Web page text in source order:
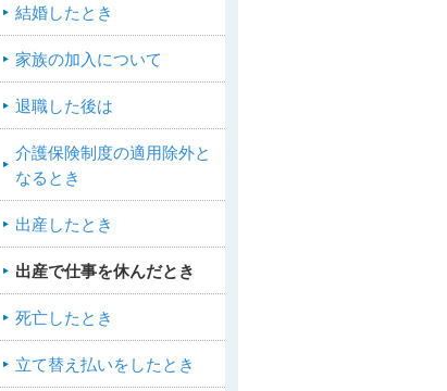
結婚したとき
家族の加入について
退職した後は
介護保険制度の適用除外と
なるとき
出産したとき
出産で仕事を休んだとき
死亡したとき
立て替え払いをしたとき